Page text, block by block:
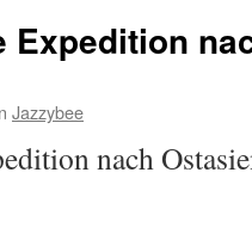
Expedition
Jazzybee
nach